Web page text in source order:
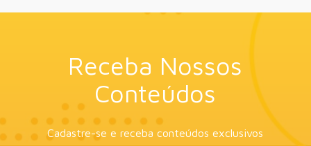
Receba Nossos
Conteúdos
Cadastre-se e receba conteúdos exclusivos